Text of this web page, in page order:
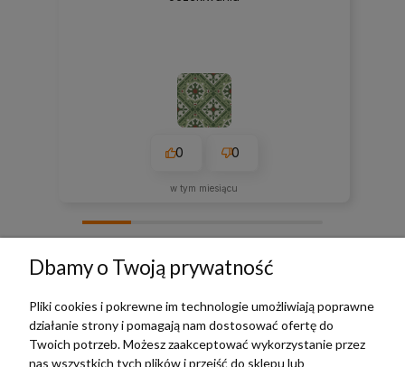
0 0
w tym miesiącu
TERRADECO
Dbamy o Twoją prywatność
Pliki cookies i pokrewne im technologie umożliwiają poprawne
działanie strony i pomagają nam dostosować ofertę do
Twoich potrzeb. Możesz zaakceptować wykorzystanie przez
nas wszystkich tych plików i przejść do sklepu lub